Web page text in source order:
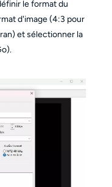
le format du
d'image (4:3 pour
et sélectionner la